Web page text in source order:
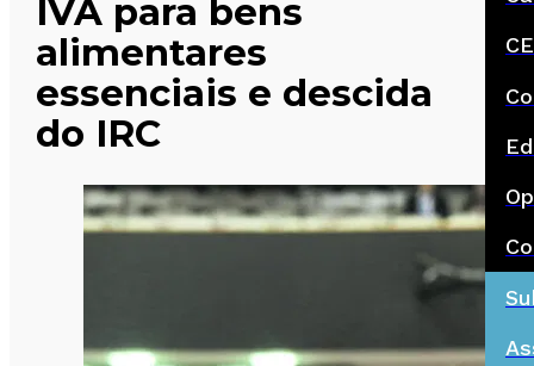
IVA para bens
alimentares
essenciais e descida
do IRC